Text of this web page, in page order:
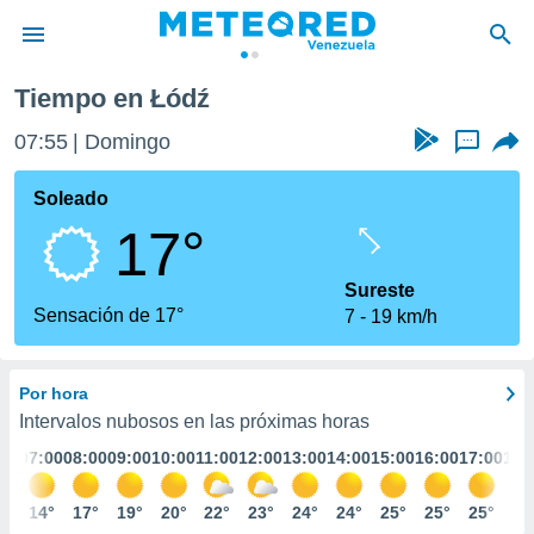
de
ha
calidad.
a este
las
y
digital
basada
Tiempo en Łódź
07:55 Domingo ...
Soleado
17°
Sensación de 17°
Sureste
7
19 km/h
Por hora
Intervalos nubosos en las próximas horas
07:00
14°
08:00
17°
09:00
19°
10:00
20°
11:00
22°
12:00
23°
13:00
24°
14:00
24°
15:00
25°
16:00
25°
17:00
25°